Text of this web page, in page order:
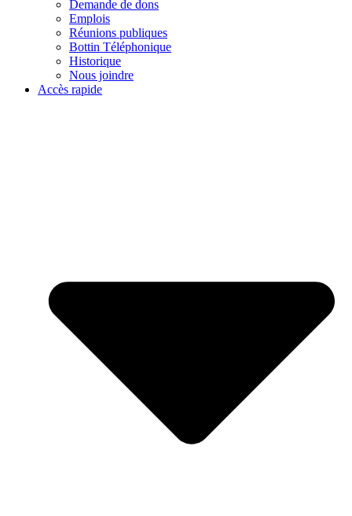
Demande de dons
Emplois
Réunions publiques
Bottin Téléphonique
Historique
Nous joindre
Accès rapide